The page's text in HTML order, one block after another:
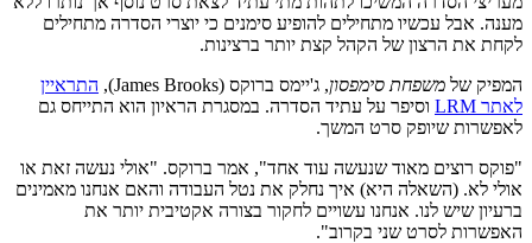
מענה. אבל עכשיו מתחילים להופיע סימנים כי יוצרי הסדרה מתחילים
לקחת את הרצון של הקהל קצת יותר ברצינות.
המפיק של משפחת סימפסון, ג'יימס ברוקס (James Brooks),
התראיין
לאתר LRM
וסיפר על עתיד הסדרה. במסגרת הראיון הוא התייחס גם
לאפשרות שיופק סרט המשך.
"פוקס רוצים מאוד שנעשה עוד אחד", אמר ברוקס. "אולי נעשה זאת או
אולי לא. (השאלה היא) איך נחלק את נטל העבודה והאם אנחנו מאמינים
ברעיון שיש לנו. אנחנו עשויים לחקור בצורה אקטיבית יותר את
האפשרות לסרט שני בקרוב".